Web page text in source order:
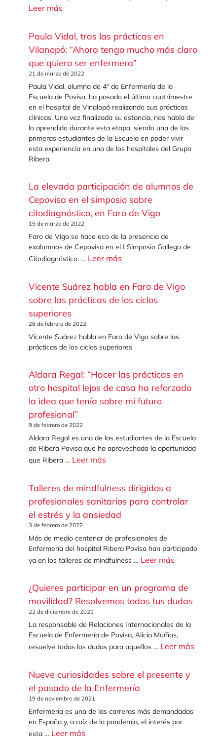
Leer más
Paula Vidal, tras las prácticas en
Vilanopó: “Ahora tengo mucho más claro
que quiero ser enfermera”
21 de marzo de 2022
Paula Vidal, alumna de 4º de Enfermería de la
Escuela de Povisa, ha pasado el último cuatrimestre
en el hospital de Vinalopó realizando sus prácticas
clínicas. Una vez finalizada su estancia, nos habla de
lo aprendido durante esta etapa, siendo una de las
primeras estudiantes de la Escuela en poder vivir
esta experiencia en uno de los hospitales del Grupo
Ribera.
La elevada participación de alumnos de
Cepovisa en el simposio sobre
citodiagnóstico, en Faro de Vigo
15 de marzo de 2022
Faro de Vigo se hace eco de la presencia de
exalumnos de Cepovisa en el I Simposio Gallego de
Citodiagnóstico. … Leer más
Vicente Suárez habla en Faro de Vigo
sobre las prácticas de los ciclos
superiores
28 de febrero de 2022
Vicente Suárez habla en Faro de Vigo sobre las
prácticas de los ciclos superiores
Aldara Regal: “Hacer las prácticas en
otro hospital lejos de casa ha reforzado
la idea que tenía sobre mi futuro
profesional”
9 de febrero de 2022
Aldara Regal es una de las estudiantes de la Escuela
de Ribera Povisa que ha aprovechado la oportunidad
que Ribera … Leer más
Talleres de mindfulness dirigidos a
profesionales sanitarios para controlar
el estrés y la ansiedad
3 de febrero de 2022
Más de medio centenar de profesionales de
Enfermería del hospital Ribera Povisa han participado
ya en los talleres de mindfulness … Leer más
¿Quieres participar en un programa de
movilidad? Resolvemos todas tus dudas
22 de diciembre de 2021
La responsable de Relaciones Internacionales de la
Escuela de Enfermería de Povisa, Alicia Muíños,
resuelve todas las dudas para aquellos … Leer más
Nueve curiosidades sobre el presente y
el pasado de la Enfermería
19 de noviembre de 2021
Enfermería es una de las carreras más demandadas
en España y, a raíz de la pandemia, el interés por
esta … Leer más